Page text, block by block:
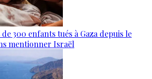
300 enfants tués à Gaza depuis le
mentionner Israël